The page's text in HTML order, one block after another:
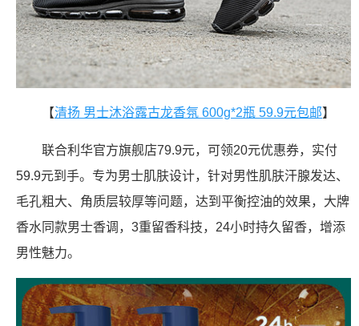
【清扬 男士沐浴露古龙香氛 600g*2瓶 59.9元包邮】
联合利华官方旗舰店79.9元，可领20元优惠券，实付
59.9元到手。专为男士肌肤设计，针对男性肌肤汗腺发达、
毛孔粗大、角质层较厚等问题，达到平衡控油的效果，大牌
香水同款男士香调，3重留香科技，24小时持久留香，增添
男性魅力。